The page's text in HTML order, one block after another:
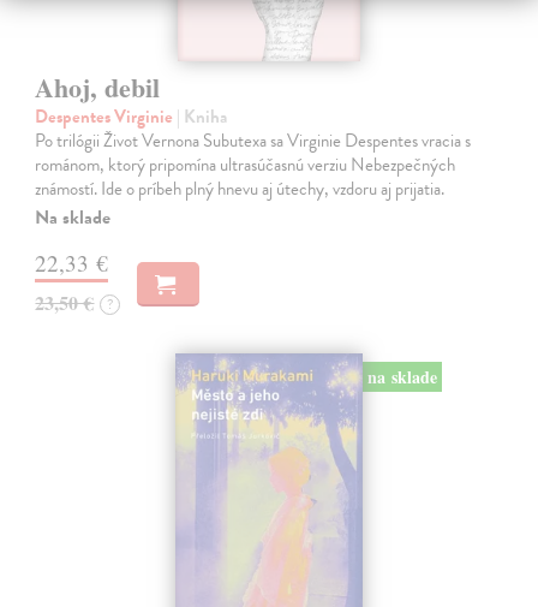
Ahoj, debil
Despentes Virginie | Kniha
Po trilógii Život Vernona Subutexa sa Virginie Despentes vracia s
románom, ktorý pripomína ultrasúčasnú verziu Nebezpečných
známostí. Ide o príbeh plný hnevu aj útechy, vzdoru aj prijatia.
Na sklade
22,33 €
23,50 € ?
na sklade